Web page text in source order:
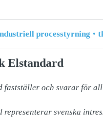
processtyrning
Elstandard
fastställer och svarar för
representerar svenska